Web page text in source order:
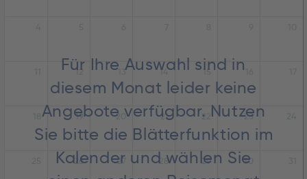
Für Ihre Auswahl sind in
diesem Monat leider keine
Angebote verfügbar. Nutzen
Sie bitte die Blätterfunktion im
Kalender und wählen Sie
12 13 14 15
19 20 21 22 23
26 27 28 29 30